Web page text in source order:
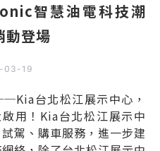
智慧油電科技潮
動登場
03-19
台北松江展示中心，
用！Kia台北松江展示中
駕、購車服務，進一步建